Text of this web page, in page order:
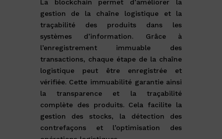
La blockchain permet d’améliorer la
gestion de la chaîne logistique et la
traçabilité des produits dans les
systèmes d’information. Grâce à
l’enregistrement immuable des
transactions, chaque étape de la chaîne
logistique peut être enregistrée et
vérifiée. Cette immuabilité garantie ainsi
la transparence et la traçabilité
complète des produits. Cela facilite la
gestion des stocks, la détection des
contrefaçons et l’optimisation des